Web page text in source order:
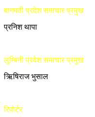
बागमती प्रदेश समाचार प्रमुख
प्रनिश थापा
लुम्बिनी प्रदेश समाचार प्रमुख
ऋिषिराज भुसाल
रिपोर्टर